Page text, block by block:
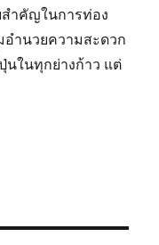
ำคัญในการท่อง
อำนวยความสะดวก
นในทุกย่างก้าว แต่